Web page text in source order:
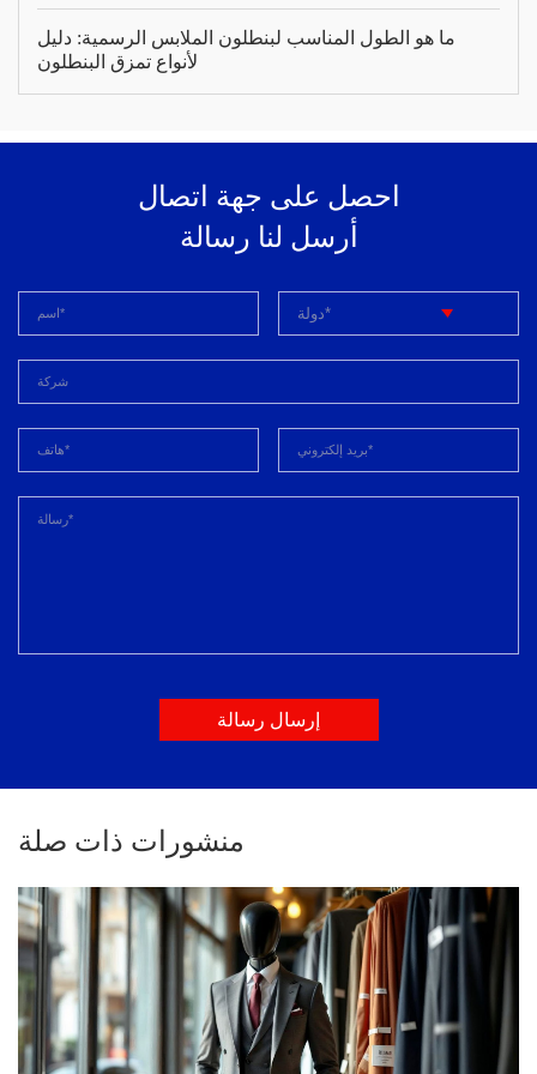
ما هو الطول المناسب لبنطلون الملابس الرسمية: دليل
احصل على جهة اتصال
أرسل لنا رسالة
إرسال رسالة
منشورات ذات صلة